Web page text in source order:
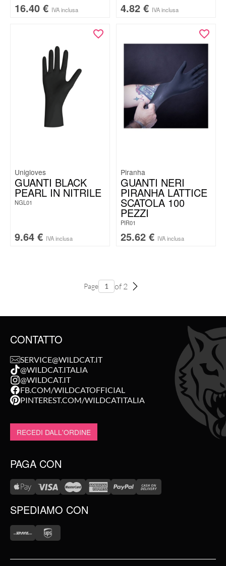
16.40 € IVA inclusa 4.82 € IVA inclusa
Unigloves
GUANTI BLACK
PEARL IN NITRILE
NGL01
9.64 € IVA inclusa
Piranha
GUANTI NERI
PIRANHA LATTICE
SCATOLA 100
PEZZI
PIR01
25.62 € IVA inclusa
Page of 2
CONTATTO
SERVICE@WILDCAT.IT
@WILDCAT.ITALIA
@WILDCAT.IT
FB.COM/WILDCATOFFICIAL
PINTEREST.COM/WILDCATITALIA
RECEDI DALL'ORDINE
PAGA CON
SPEDIAMO CON